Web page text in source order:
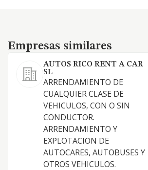
Empresas similares
Empresas similares
AUTOS RICO RENT A CAR
SL
ARRENDAMIENTO DE
CUALQUIER CLASE DE
VEHICULOS, CON O SIN
CONDUCTOR.
ARRENDAMIENTO Y
EXPLOTACION DE
AUTOCARES, AUTOBUSES Y
OTROS VEHICULOS.